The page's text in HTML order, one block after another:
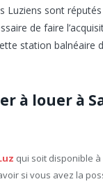
Luziens sont
de faire
station balnéaire
à louer à
qui soit disponible
si vous avez la